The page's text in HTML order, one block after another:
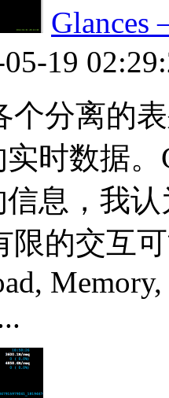
Glances
05-19
个分离的
时数据
息，我
限的交互